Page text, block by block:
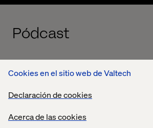
Cookies en el sitio web de Valtech
Declaración de cookies
Acerca de las cookies
Pódcast
Centro de Contenidos
Informe Whitepaper